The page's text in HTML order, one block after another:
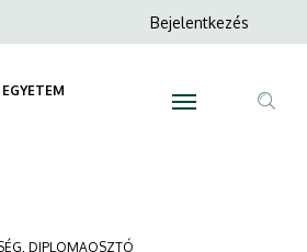
Anonim
menüje
Bejelentkezés
DIPLOMAOSZTÓ